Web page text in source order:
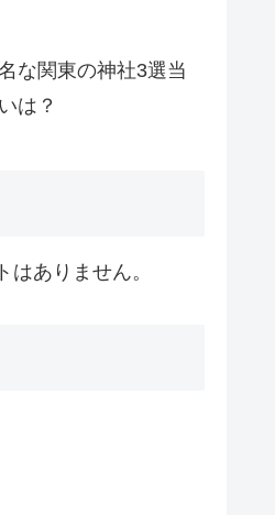
な関東の神社3選当
は？
はありません。